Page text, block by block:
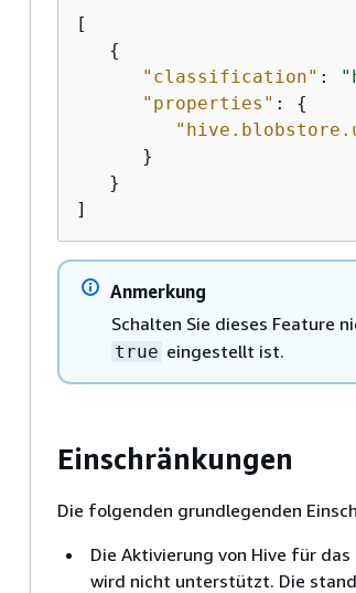
[
{
"classification" :
"properties" : {
      }
   }
]
Anmerkung
Schalten Sie dieses Feature
true eingestellt ist.
Einschränkungen
Die folgenden grundlegenden
Die Aktivierung von Hive für
wird nicht unterstützt. Die